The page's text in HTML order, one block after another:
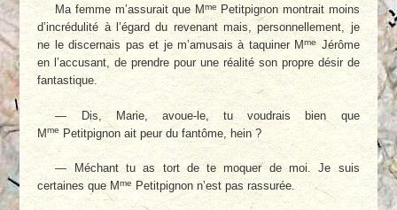
Ma femme m’assurait que Mme Petitpignon montrait moins
d’incrédulité à l’égard du revenant mais, personnellement, je
ne le discernais pas et je m’amusais à taquiner MmeJérôme
en l’accusant, de prendre pour une réalité son propre désir de
fantastique.
— Dis, Marie, avoue-le, tu voudrais bien que
Mme Petitpignon ait peur du fantôme, hein ?
— Méchant tu as tort de te moquer de moi. Je suis
certaines que Mme Petitpignon n’est pas rassurée.